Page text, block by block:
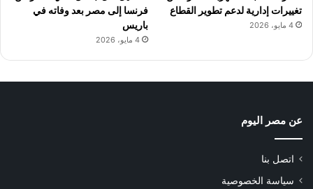
تغييرات إدارية لدعم تطوير القطاع
4 مايو، 2026
فرنسا إلى مصر بعد وفاته في
باريس
4 مايو، 2026
عن مصر اليوم
اتصل بنا
سياسة الخصوصية